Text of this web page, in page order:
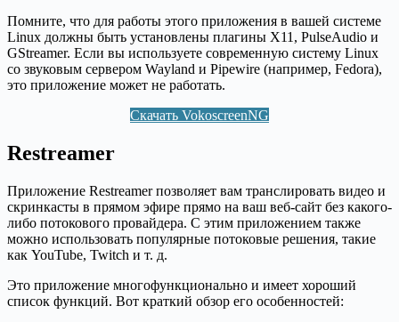
Помните, что для работы этого приложения в вашей системе
Linux должны быть установлены плагины X11, PulseAudio и
GStreamer. Если вы используете современную систему Linux
со звуковым сервером Wayland и Pipewire (например, Fedora),
это приложение может не работать.
Скачать VokoscreenNG
Restreamer
Приложение Restreamer позволяет вам транслировать видео и
скринкасты в прямом эфире прямо на ваш веб-сайт без какого-
либо потокового провайдера. С этим приложением также
можно использовать популярные потоковые решения, такие
как YouTube, Twitch и т. д.
Это приложение многофункционально и имеет хороший
список функций. Вот краткий обзор его особенностей: